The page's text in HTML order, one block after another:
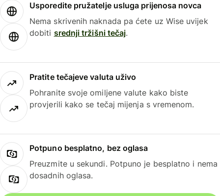
Usporedite pružatelje usluga prijenosa novca
Nema skrivenih naknada pa ćete uz Wise uvijek
dobiti srednji tržišni tečaj.
Pratite tečajeve valuta uživo
Pohranite svoje omiljene valute kako biste
provjerili kako se tečaj mijenja s vremenom.
Potpuno besplatno, bez oglasa
Preuzmite u sekundi. Potpuno je besplatno i nema
dosadnih oglasa.